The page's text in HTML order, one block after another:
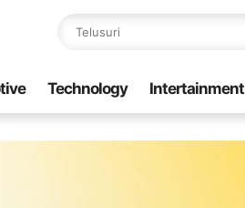
Technology Intertainment